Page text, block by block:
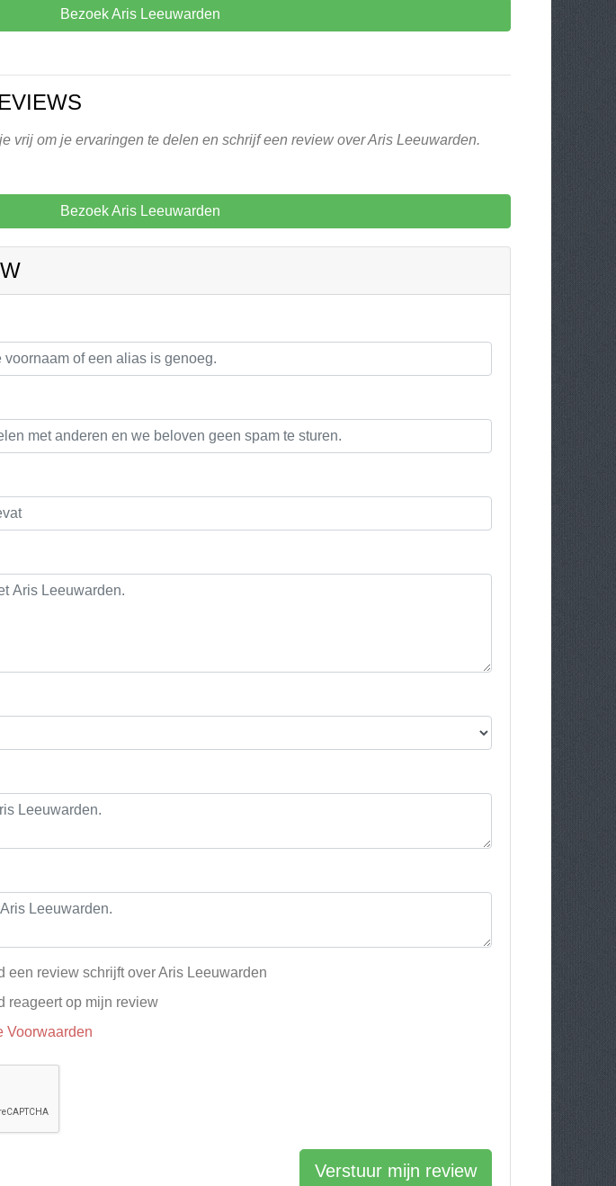
Bezoek Aris Leeuwarden
vrij om je ervaringen te delen en schrijf een review over Aris Leeuwarden.
Bezoek Aris Leeuwarden
een review schrijft over Aris Leeuwarden
reageert op mijn review
Voorwaarden
Verstuur mijn review